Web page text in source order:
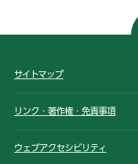
サイトマップ
リンク・著作権・免責事項
ウェブアクセシビリティ